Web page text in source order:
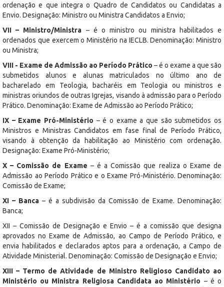
ordenação e que integra o Quadro de Candidatos ou Candidatas a
Envio. Designação: Ministro ou Ministra Candidatos a Envio;
VII – Ministro/Ministra – é o ministro ou ministra habilitados e
ordenados que exercem o Ministério na IECLB. Denominação: Ministro
ou Ministra;
VIII - Exame de Admissão ao Período Prático – é o exame a que são
submetidos alunos e alunas matriculados no último ano de
bacharelado em Teologia, bacharéis em Teologia ou ministros e
ministras oriundos de outras Igrejas, visando à admissão para o Período
Prático. Denominação: Exame de Admissão ao Período Prático;
IX – Exame Pró-Ministério – é o exame a que são submetidos os
Ministros e Ministras Candidatos em fase final de Período Prático,
visando à obtenção da habilitação ao Ministério com ordenação.
Designação: Exame Pró-Ministério;
X – Comissão de Exame – é a Comissão que realiza o Exame de
Admissão ao Período Prático e o Exame Pró-Ministério. Denominação:
Comissão de Exame;
XI – Banca – é a subdivisão da Comissão de Exame. Denominação:
Banca;
XII – Comissão de Designação e Envio – é a comissão que designa
aprovados no Exame de Admissão, ao Campo de Período Prático, e
envia habilitados e declarados aptos para a ordenação, a Campo de
Atividade Ministerial. Denominação: Comissão de Designação e Envio;
XIII – Termo de Atividade de Ministro Religioso Candidato ao
Ministério ou Ministra Religiosa Candidata ao Ministério – é o